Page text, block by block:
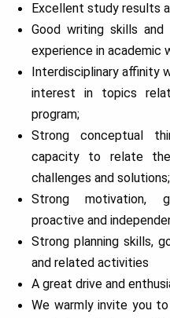
Excellent study results
Good writing skills and
experience in academic
Interdisciplinary affinity
interest in topics
program;
Strong conceptual
capacity to relate
challenges and solutions;
Strong motivation,
proactive and
Strong planning skills,
and related activities
A great drive and
We warmly invite you